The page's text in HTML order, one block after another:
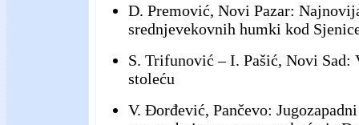
D. Premović, Novi Pazar:
srednjevekovnih humki kod
S. Trifunović – I. Pašić, Novi
stoleću
V. Đorđević, Pančevo: